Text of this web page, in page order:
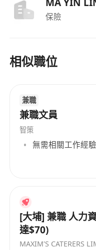
保險
相似職位
兼職
兼職文員
智策
無需相關工作經
[大埔] 兼職 人力
達$70)
MAXIM'S CATERERS